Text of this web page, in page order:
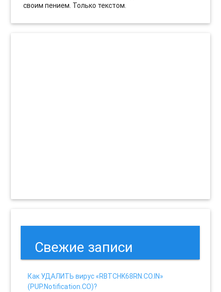
своим пением. Только текстом.
Свежие записи
Как УДАЛИТЬ вирус «RBTCHK68RN.CO.IN»
(PUP.Notification.CO)?